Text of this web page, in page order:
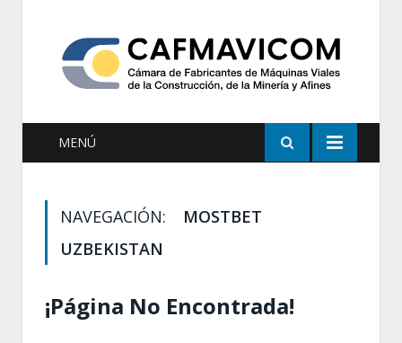
MENÚ
NAVEGACIÓN:
MOSTBET
UZBEKISTAN
¡Página No Encontrada!